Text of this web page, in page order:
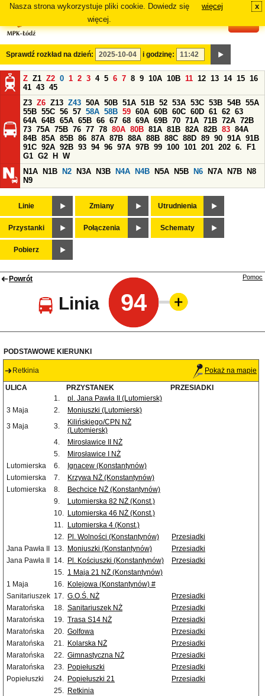
Nasza strona wykorzystuje pliki cookie. Dowiedz się
więcej.
więcej x
Sprawdź rozkład na dzień: i godzinę:
Z Z1 Z2 0 1 2 3 4 5 6 7 8 9 10A 10B 11 12 13 14 15 16
41 43 45
Z3 Z6 Z13 Z43 50A 50B 51A 51B 52 53A 53C 53B 54B 55A
55B 55C 56 57 58A 58B 59 60A 60B 60C 60D 61 62 63
64A 64B 65A 65B 66 67 68 69A 69B 70 71A 71B 72A 72B
73 75A 75B 76 77 78 80A 80B 81A 81B 82A 82B 83 84A
84B 85A 85B 86 87A 87B 88A 88B 88C 88D 89 90 91A 91B
91C 92A 92B 93 94 96 97A 97B 99 100 101 201 202 6.
F1
G1 G2 H
W
N1A
N1B N2 N3A N3B N4A N4B N5A N5B N6 N7A N7B
N8
N9
Linie Zmiany Utrudnienia
Przystanki Połączenia Schematy
Pobierz
Powrót
Linia 94
Pomoc
PODSTAWOWE KIERUNKI
Retkinia Pokaż na mapie
ULICA PRZYSTANEK
PRZESIADKI
1.
pl. Jana Pawła II (Lutomiersk)
3 Maja
2.
Moniuszki (Lutomiersk)
3 Maja
3.
Kilińskiego/CPN NŻ
(Lutomiersk)
4.
Mirosławice II NŻ
5.
Mirosławice I NŻ
Lutomierska
6.
Ignacew (Konstantynów)
Lutomierska
7.
Krzywa NŻ (Konstantynów)
Lutomierska
8.
Bechcice NŻ (Konstantynów)
9.
Lutomierska 82 NŻ (Konst.)
10. Lutomierska 46 NŻ (Konst.)
11.
Lutomierska 4 (Konst.)
12. Pl. Wolności (Konstantynów)
Przesiadki
Jana Pawła II
13. Moniuszki (Konstantynów)
Przesiadki
Jana Pawła II
14. Pl. Kościuszki (Konstantynów)
Przesiadki
15. 1 Maja 21 NŻ (Konstantynów)
1 Maja
16. Kolejowa (Konstantynów) #
Sanitariuszek 17. G.O.Ś. NŻ
Przesiadki
Maratońska
18. Sanitariuszek NŻ
Przesiadki
Maratońska
19. Trasa S14 NŻ
Przesiadki
Maratońska
20. Golfowa
Przesiadki
Maratońska
21. Kolarska NŻ
Przesiadki
Maratońska
22. Gimnastyczna NŻ
Przesiadki
Maratońska
23. Popiełuszki
Przesiadki
Popiełuszki
24. Popiełuszki 21
Przesiadki
25. Retkinia